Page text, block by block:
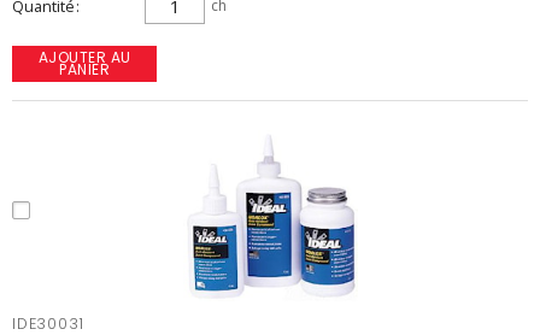
Quantité ch
AJOUTER AU
PANIER
IDE30031